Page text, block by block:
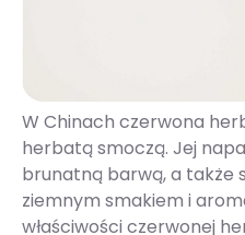
W Chinach czerwona
herbatą smoczą. Jej
brunatną barwą, a także
ziemnym smakiem i
właściwości czerwonej